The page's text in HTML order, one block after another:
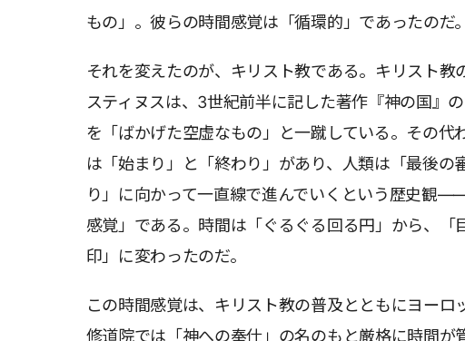
もの」。彼らの時間感覚は「循環的」であったのだ。
それを変えたのが、キリスト教である。キリスト教
スティヌスは、3世紀前半に記した著作『神の国』
を「ばかげた空虚なもの」と一蹴している。その代
は「始まり」と「終わり」があり、人類は「最後の
り」に向かって一直線で進んでいくという歴史観
感覚」である。時間は「ぐるぐる回る円」から、「
印」に変わったのだ。
この時間感覚は、キリスト教の普及とともにヨーロ
修道院では「神への奉仕」の名のもと厳格に時間が